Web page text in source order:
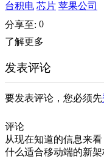
台积电 芯片 苹果公司
分享至: 0
了解更多
发表评论
要发表评论，您必须先
评论
从现在知道的信息来
什么适合移动端的新架